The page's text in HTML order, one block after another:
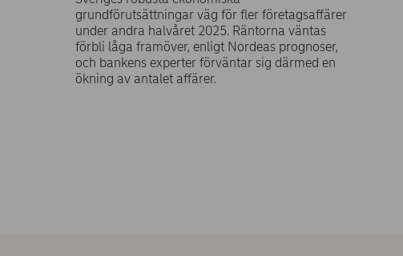
grundförutsättningar väg för fler företagsaffärer
under andra halvåret 2025. Räntorna väntas
förbli låga framöver, enligt Nordeas prognoser,
och bankens experter förväntar sig därmed en
ökning av antalet affärer.